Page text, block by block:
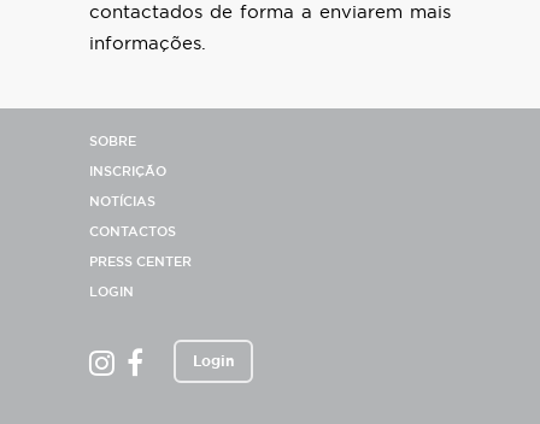
contactados de forma a enviarem mais
informações.
SOBRE
INSCRIÇÃO
NOTÍCIAS
CONTACTOS
PRESS CENTER
LOGIN
Login